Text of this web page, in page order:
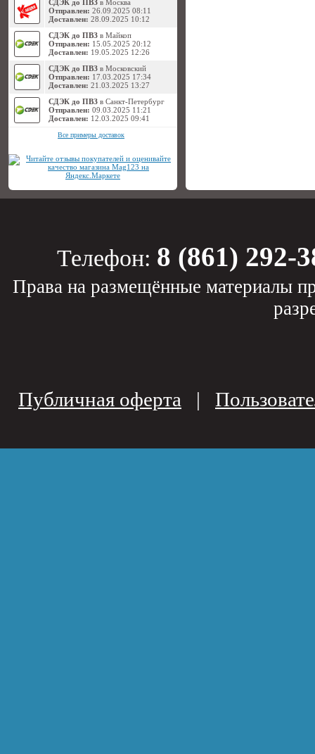
СДЭК до ПВЗ в Москва
Отправлен: 26.09.2025 08:11
Доставлен: 28.09.2025 10:12
СДЭК до ПВЗ в Майкоп
Отправлен: 15.05.2025 20:12
Доставлен: 19.05.2025 12:26
СДЭК до ПВЗ в Московский
Отправлен: 17.03.2025 17:34
Доставлен: 21.03.2025 13:27
СДЭК до ПВЗ в Санкт-Петербург
Отправлен: 09.03.2025 11:21
Доставлен: 12.03.2025 09:41
Все примеры доставок
Телефон: 8 (861) 292-
Права на размещённые материалы
Публичная оферта |